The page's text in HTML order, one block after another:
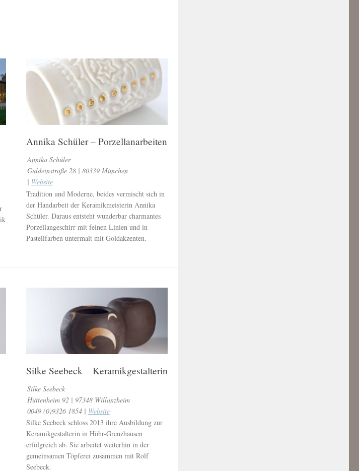
Annika Schüler – Porzellanarbeiten
Annika Schüler
Guldeinstraße 28 | 80339 München
| Website
Tradition und Moderne, beides vermischt sich in
der Handarbeit der Keramikmeisterin Annika
Schüler. Daraus entsteht wunderbar charmantes
Porzellangeschirr mit feinen Linien und in
Pastellfarben untermalt mit Goldakzenten.
Silke Seebeck – Keramikgestalterin
Silke Seebeck
Hüttenheim 92 | 97348 Willanzheim
0049 (0)9326 1854 | Website
Silke Seebeck schloss 2013 ihre Ausbildung zur
Keramikgestalterin in Höhr-Grenzhausen
erfolgreich ab. Sie arbeitet weiterhin in der
gemeinsamen Töpferei zusammen mit Rolf
Seebeck.